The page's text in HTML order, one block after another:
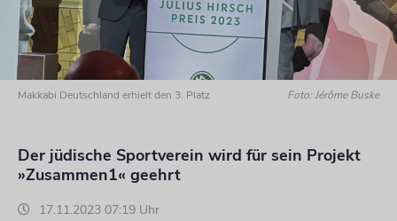
Makkabi Deutschland erhielt den 3. Platz Foto: Jérôme Buske
Der jüdische Sportverein wird für sein Projekt
»Zusammen1« geehrt
17.11.2023 07:19 Uhr